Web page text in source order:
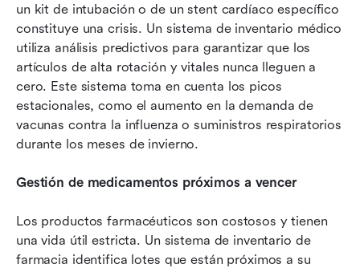
un kit de intubación o de un stent cardíaco específico
constituye una crisis. Un sistema de inventario médico
utiliza análisis predictivos para garantizar que los
artículos de alta rotación y vitales nunca lleguen a
cero. Este sistema toma en cuenta los picos
estacionales, como el aumento en la demanda de
vacunas contra la influenza o suministros respiratorios
durante los meses de invierno.
Gestión de medicamentos próximos a vencer
Los productos farmacéuticos son costosos y tienen
una vida útil estricta. Un sistema de inventario de
farmacia identifica lotes que están próximos a su